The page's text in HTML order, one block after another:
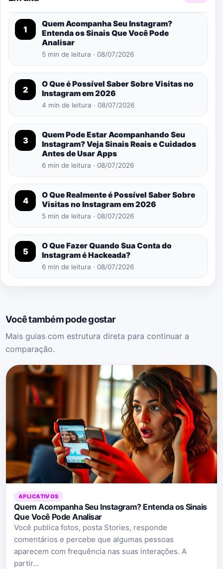
1
Quem Acompanha Seu Instagram?
Entenda os Sinais Que Você Pode
Analisar
5 min de leitura · 08/07/2026
2
O Que é Possível Saber Sobre Visitas no
Instagram em 2026
4 min de leitura · 08/07/2026
3
Quem Pode Estar Acompanhando Seu
Instagram? Veja Sinais Reais e Cuidados
Antes de Usar Apps
6 min de leitura · 08/07/2026
4
O Que Realmente é Possível Saber Sobre
Visitas no Instagram em 2026
5 min de leitura · 08/07/2026
5
O Que Fazer Quando Sua Conta do
Instagram é Hackeada?
6 min de leitura · 08/07/2026
Você também pode gostar
Mais guias com estrutura direta para continuar a
comparação.
APLICATIVOS
Quem Acompanha Seu Instagram? Entenda os Sinais
Que Você Pode Analisar
Você publica fotos, posta Stories, responde
comentários e percebe que algumas pessoas
aparecem com frequência nas suas interações. A
partir...